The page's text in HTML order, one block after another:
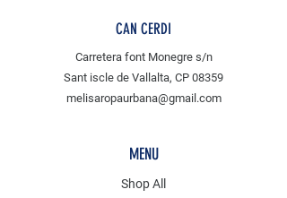
CAN CERDI
Carretera font Monegre s/n
Sant iscle de Vallalta, CP 08359
melisaropaurbana@gmail.com
MENU
Shop All